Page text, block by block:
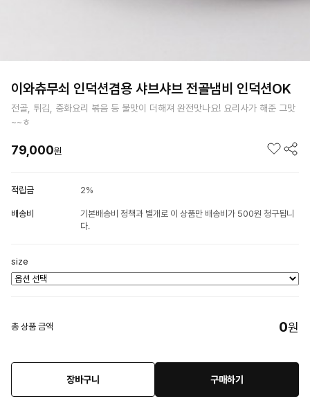
이와츄무쇠 인덕션겸용 샤브샤브 전골냄비 인덕션OK
전골, 튀김, 중화요리 볶음 등 불맛이 더해져 완전맛나요! 요리사가 해준 그맛
~~ㅎ
79,000원
적립금 2%
배송비
기본배송비 정책과 별개로 이 상품만 배송비가 500원 청구됩니
다.
size
총 상품 금액 0원
장바구니 구매하기